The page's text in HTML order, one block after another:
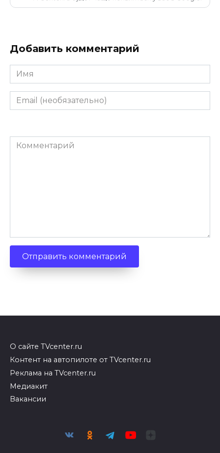
Добавить комментарий
Имя
Email
(необязательно)
Комментарий
О сайте TVcenter.ru
Контент на автопилоте от TVcenter.ru
Реклама на TVcenter.ru
Медиакит
Вакансии